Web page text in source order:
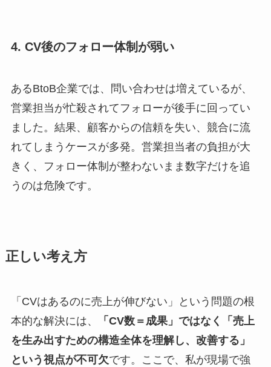
4. CV後のフォロー体制が弱い
あるBtoB企業では、問い合わせは増えているが、
営業担当が忙殺されてフォローが後手に回ってい
ました。結果、顧客からの信頼を失い、競合に流
れてしまうケースが多発。営業担当者の負担が大
きく、フォロー体制が整わないまま数字だけを追
うのは危険です。
正しい考え方
「CVはあるのに売上が伸びない」という問題の根
本的な解決には、
「CV数＝成果」ではなく「売上
を生み出すための構造全体を理解し、改善する」
という視点が不可欠です。ここで、私が現場で強